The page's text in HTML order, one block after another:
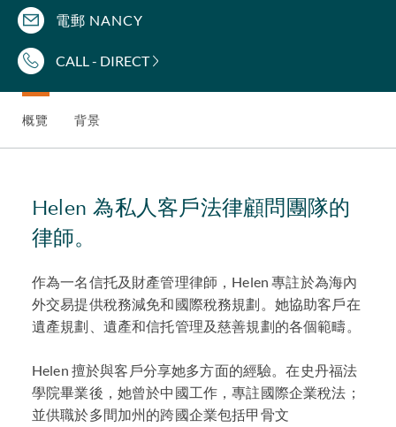
電郵 NANCY
CALL - DIRECT
概覽 背景
Helen 為私人客戶法律顧問團隊的
律師。
作為一名信托及財產管理律師，Helen 專註於為海內
外交易提供稅務減免和國際稅務規劃。她協助客戶在
遺產規劃、遺產和信托管理及慈善規劃的各個範疇。
Helen 擅於與客戶分享她多方面的經驗。在史丹福法
學院畢業後，她曾於中國工作，專註國際企業稅法；
並供職於多間加州的跨國企業包括甲骨文